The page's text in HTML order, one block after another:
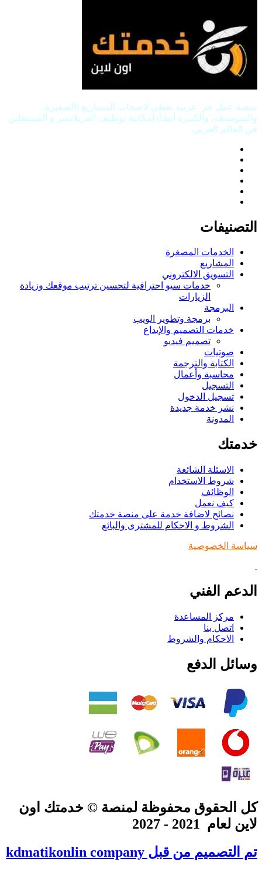
منصة عمل حر عربية تعطي لاصحاب المشاريع (الصغيرة،
والمتوسطة، والكبيرة أيضًا) إمكانية توظيف الفريلانسر و المستقلين
في العالم العربي.
التصنيفات
الخدمات المصغرة
المشاريع
التسويق الالكتروني
خدمات سيو احترافية لتحسين ترتيب موقعك وزيادة
الزيارات
البرمجة
برمجة وتطوير الويب
خدمات التصميم والإبداع
تصميم فيديو
صوتيات
الكتابة والترجمة
محاسبة وأعمال
التسجيل
تسجيل الدخول
نشر خدمة جديدة
المدونة
خدمتك
الاسئلة الشائعة
شروط الاستخدام
الوظائف
كيف نعمل
نصائح لاضافة خدمة على منصة خدمتك
الشروط و الاحكام للمشترى والبائع
سياسة الخصوصية
الدعم الفني
مركز المساعدة
اتصل بنا
الاحكام والشروط
وسائل الدفع
كل الحقوق محفوظة لمنصة © خدمتك اون
لاين لعام 2021 - 2027
تم التصميم من قبل
kdmatikonlin company